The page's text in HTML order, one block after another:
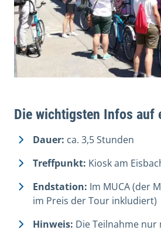
Die wichtigsten Infos auf
Dauer: ca. 3,5 Stunden
Treffpunkt: Kiosk am
Endstation: Im MUCA (der
im Preis der Tour inkludiert)
Hinweis: Die Teilnahme nur